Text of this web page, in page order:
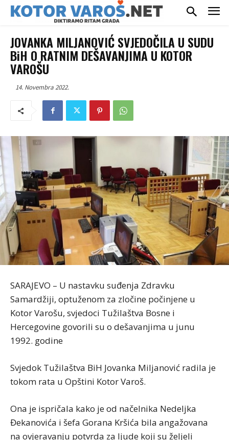
JOVANKA MILJANOVIĆ SVJEDOČILA U SUDU
BiH O RATNIM DEŠAVANJIMA U KOTOR
VAROŠU
14. Novembra 2022.
SARAJEVO – U nastavku suđenja Zdravku
Samardžiji, optuženom za zločine počinjene u
Kotor Varošu, svjedoci Tužilaštva Bosne i
Hercegovine govorili su o dešavanjima u junu
1992. godine
Svjedok Tužilaštva BiH Jovanka Miljanović radila je
tokom rata u Opštini Kotor Varoš.
Ona je ispričala kako je od načelnika Nedeljka
Đekanovića i šefa Gorana Kršića bila angažovana
na ovjeravanju potvrda za ljude koji su željeli